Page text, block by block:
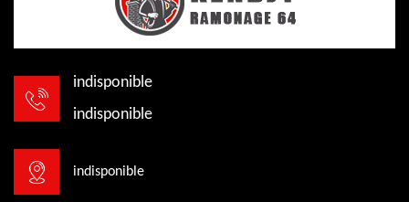
indisponible
indisponible
indisponible